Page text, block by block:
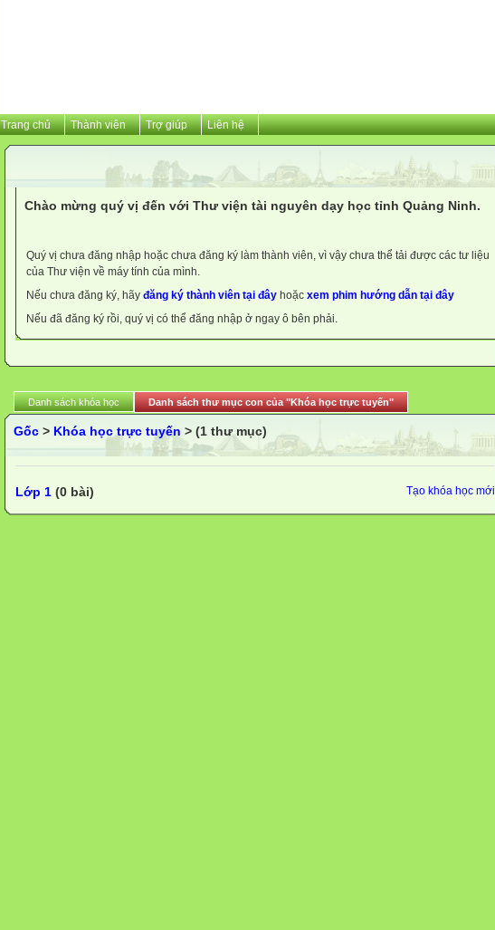
Trang chủ Thành viên Trợ giúp Liên hệ
Chào mừng quý vị đến với Thư viện tài nguyên dạy học tỉnh Quảng Ninh.
Quý vị chưa đăng nhập hoặc chưa đăng ký làm thành viên, vì vậy chưa thể tải được các tư liệu
của Thư viện về máy tính của mình.
Nếu chưa đăng ký, hãy đăng ký thành viên tại đây hoặc xem phim hướng dẫn tại đây
Nếu đã đăng ký rồi, quý vị có thể đăng nhập ở ngay ô bên phải.
Danh sách khóa học Danh sách thư mục con của "Khóa học trực tuyến"
Gốc > Khóa học trực tuyến > (1 thư mục)
Tạo khóa học mới
Lớp 1 (0 bài)